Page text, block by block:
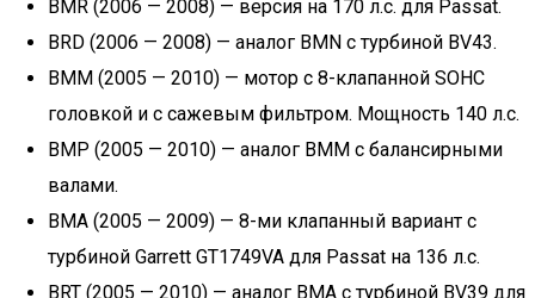
BMR (2006 — 2008) — версия на 170 л.с. для Passat.
BRD (2006 — 2008) — аналог BMN с турбиной BV43.
BMM (2005 — 2010) — мотор с 8-клапанной SOHC
головкой и с сажевым фильтром. Мощность 140 л.с.
BMP (2005 — 2010) — аналог BMM с балансирными
валами.
BMA (2005 — 2009) — 8-ми клапанный вариант с
турбиной Garrett GT1749VA для Passat на 136 л.с.
BRT (2005 — 2010) — аналог BMA с турбиной BV39 для